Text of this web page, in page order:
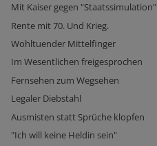
Mit Kaiser gegen "Staatssimulation"
Rente mit 70. Und Krieg.
Wohltuender Mittelfinger
Im Wesentlichen freigesprochen
Fernsehen zum Wegsehen
Legaler Diebstahl
Ausmisten statt Sprüche klopfen
"Ich will keine Heldin sein"